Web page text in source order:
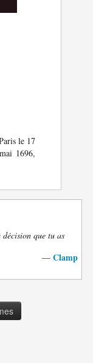
le 17
1696,
décision que tu as
— Clamp